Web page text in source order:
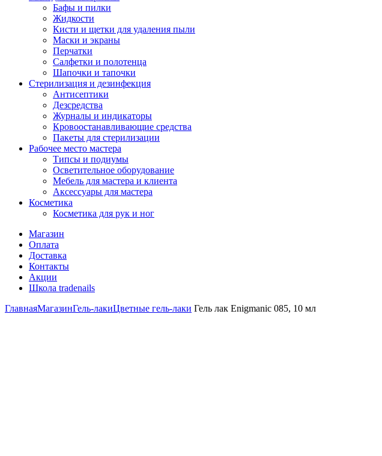
Бафы и пилки
Жидкости
Кисти и щетки для удаления пыли
Маски и экраны
Перчатки
Салфетки и полотенца
Шапочки и тапочки
Стерилизация и дезинфекция
Антисептики
Дезсредства
Журналы и индикаторы
Кровоостанавливающие средства
Пакеты для стерилизации
Рабочее место мастера
Типсы и подиумы
Осветительное оборудование
Мебель для мастера и клиента
Аксессуары для мастера
Косметика
Косметика для рук и ног
Магазин
Оплата
Доставка
Контакты
Акции
Школа tradenails
ГлавнаяМагазинГель-лакиЦветные гель-лаки Гель лак Enigmanic 085, 10 мл